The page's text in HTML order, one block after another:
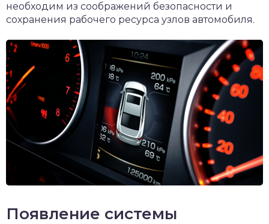
необходим из соображений безопасности и
сохранения рабочего ресурса узлов автомобиля.
Появление системы